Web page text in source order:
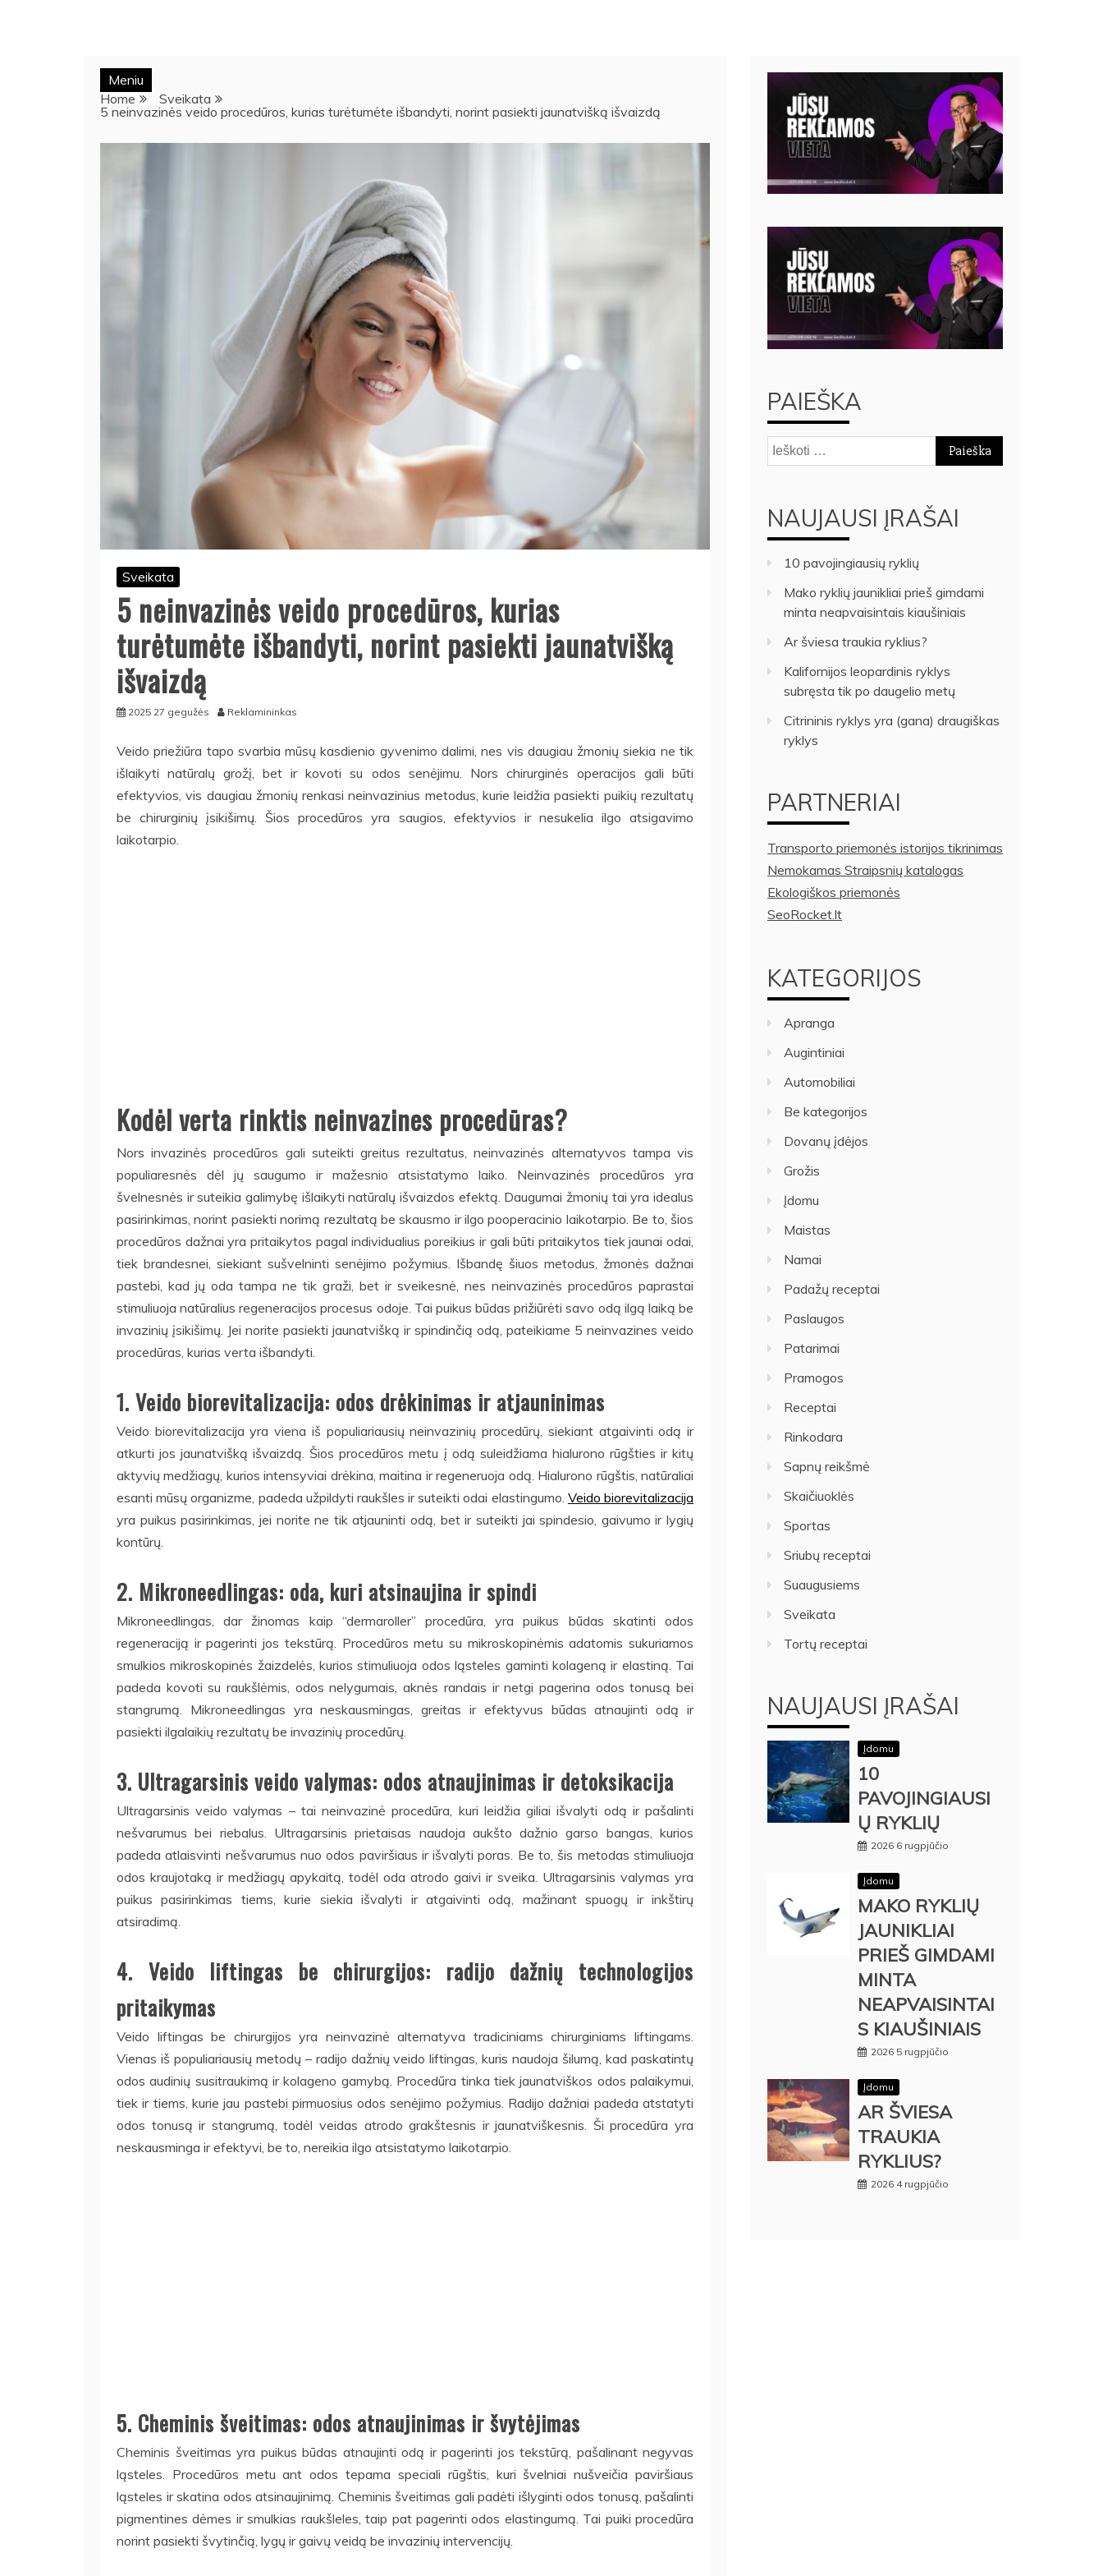
Meniu
Home
Sveikata
5 neinvazinės veido procedūros, kurias turėtumėte išbandyti, norint pasiekti jaunatvišką išvaizdą
Sveikata
5 neinvazinės veido procedūros, kurias
turėtumėte išbandyti, norint pasiekti jaunatvišką
išvaizdą
2025 27 gegužės Reklamininkas
Veido priežiūra tapo svarbia mūsų kasdienio gyvenimo dalimi, nes vis daugiau žmonių siekia ne tik
išlaikyti natūralų grožį, bet ir kovoti su odos senėjimu. Nors chirurginės operacijos gali būti
efektyvios, vis daugiau žmonių renkasi neinvazinius metodus, kurie leidžia pasiekti puikių rezultatų
be chirurginių įsikišimų. Šios procedūros yra saugios, efektyvios ir nesukelia ilgo atsigavimo
laikotarpio.
Kodėl verta rinktis neinvazines procedūras?
Nors invazinės procedūros gali suteikti greitus rezultatus, neinvazinės alternatyvos tampa vis
populiaresnės dėl jų saugumo ir mažesnio atsistatymo laiko. Neinvazinės procedūros yra
švelnesnės ir suteikia galimybę išlaikyti natūralų išvaizdos efektą. Daugumai žmonių tai yra idealus
pasirinkimas, norint pasiekti norimą rezultatą be skausmo ir ilgo pooperacinio laikotarpio. Be to, šios
procedūros dažnai yra pritaikytos pagal individualius poreikius ir gali būti pritaikytos tiek jaunai odai,
tiek brandesnei, siekiant sušvelninti senėjimo požymius. Išbandę šiuos metodus, žmonės dažnai
pastebi, kad jų oda tampa ne tik graži, bet ir sveikesnė, nes neinvazinės procedūros paprastai
stimuliuoja natūralius regeneracijos procesus odoje. Tai puikus būdas prižiūrėti savo odą ilgą laiką be
invazinių įsikišimų. Jei norite pasiekti jaunatvišką ir spindinčią odą, pateikiame 5 neinvazines veido
procedūras, kurias verta išbandyti.
1. Veido biorevitalizacija: odos drėkinimas ir atjauninimas
Veido biorevitalizacija yra viena iš populiariausių neinvazinių procedūrų, siekiant atgaivinti odą ir
atkurti jos jaunatvišką išvaizdą. Šios procedūros metu į odą suleidžiama hialurono rūgšties ir kitų
aktyvių medžiagų, kurios intensyviai drėkina, maitina ir regeneruoja odą. Hialurono rūgštis, natūraliai
esanti mūsų organizme, padeda užpildyti raukšles ir suteikti odai elastingumo. Veido biorevitalizacija
yra puikus pasirinkimas, jei norite ne tik atjauninti odą, bet ir suteikti jai spindesio, gaivumo ir lygių
kontūrų.
2. Mikroneedlingas: oda, kuri atsinaujina ir spindi
Mikroneedlingas, dar žinomas kaip “dermaroller” procedūra, yra puikus būdas skatinti odos
regeneraciją ir pagerinti jos tekstūrą. Procedūros metu su mikroskopinėmis adatomis sukuriamos
smulkios mikroskopinės žaizdelės, kurios stimuliuoja odos ląsteles gaminti kolageną ir elastiną. Tai
padeda kovoti su raukšlėmis, odos nelygumais, aknės randais ir netgi pagerina odos tonusą bei
stangrumą. Mikroneedlingas yra neskausmingas, greitas ir efektyvus būdas atnaujinti odą ir
pasiekti ilgalaikių rezultatų be invazinių procedūrų.
3. Ultragarsinis veido valymas: odos atnaujinimas ir detoksikacija
Ultragarsinis veido valymas – tai neinvazinė procedūra, kuri leidžia giliai išvalyti odą ir pašalinti
nešvarumus bei riebalus. Ultragarsinis prietaisas naudoja aukšto dažnio garso bangas, kurios
padeda atlaisvinti nešvarumus nuo odos paviršiaus ir išvalyti poras. Be to, šis metodas stimuliuoja
odos kraujotaką ir medžiagų apykaitą, todėl oda atrodo gaivi ir sveika. Ultragarsinis valymas yra
puikus pasirinkimas tiems, kurie siekia išvalyti ir atgaivinti odą, mažinant spuogų ir inkštirų
atsiradimą.
4. Veido liftingas be chirurgijos: radijo dažnių technologijos
pritaikymas
Veido liftingas be chirurgijos yra neinvazinė alternatyva tradiciniams chirurginiams liftingams.
Vienas iš populiariausių metodų – radijo dažnių veido liftingas, kuris naudoja šilumą, kad paskatintų
odos audinių susitraukimą ir kolageno gamybą. Procedūra tinka tiek jaunatviškos odos palaikymui,
tiek ir tiems, kurie jau pastebi pirmuosius odos senėjimo požymius. Radijo dažniai padeda atstatyti
odos tonusą ir stangrumą, todėl veidas atrodo grakštesnis ir jaunatviškesnis. Ši procedūra yra
neskausminga ir efektyvi, be to, nereikia ilgo atsistatymo laikotarpio.
5. Cheminis šveitimas: odos atnaujinimas ir švytėjimas
Cheminis šveitimas yra puikus būdas atnaujinti odą ir pagerinti jos tekstūrą, pašalinant negyvas
ląsteles. Procedūros metu ant odos tepama speciali rūgštis, kuri švelniai nušveičia paviršiaus
ląsteles ir skatina odos atsinaujinimą. Cheminis šveitimas gali padėti išlyginti odos tonusą, pašalinti
pigmentines dėmes ir smulkias raukšleles, taip pat pagerinti odos elastingumą. Tai puiki procedūra
norint pasiekti švytinčią, lygų ir gaivų veidą be invazinių intervencijų.
PAIEŠKA
Ieškoti:
NAUJAUSI ĮRAŠAI
10 pavojingiausių ryklių
Mako ryklių jaunikliai prieš gimdami
minta neapvaisintais kiaušiniais
Ar šviesa traukia ryklius?
Kalifornijos leopardinis ryklys
subręsta tik po daugelio metų
Citrininis ryklys yra (gana) draugiškas
ryklys
PARTNERIAI
Transporto priemonės istorijos tikrinimas
Nemokamas Straipsnių katalogas
Ekologiškos priemonės
SeoRocket.lt
KATEGORIJOS
Apranga
Augintiniai
Automobiliai
Be kategorijos
Dovanų įdėjos
Grožis
Įdomu
Maistas
Namai
Padažų receptai
Paslaugos
Patarimai
Pramogos
Receptai
Rinkodara
Sapnų reikšmė
Skaičiuoklės
Sportas
Sriubų receptai
Suaugusiems
Sveikata
Tortų receptai
NAUJAUSI ĮRAŠAI
Įdomu
10
PAVOJINGIAUSI
Ų RYKLIŲ
2026 6 rugpjūčio
Įdomu
MAKO RYKLIŲ
JAUNIKLIAI
PRIEŠ GIMDAMI
MINTA
NEAPVAISINTAI
S KIAUŠINIAIS
2026 5 rugpjūčio
Įdomu
AR ŠVIESA
TRAUKIA
RYKLIUS?
2026 4 rugpjūčio